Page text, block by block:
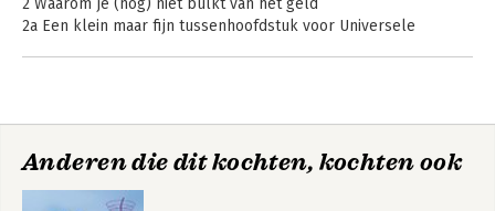
editie)
2 Waarom je (nog) niet bulkt van het geld
2a Een klein maar fijn tussenhoofdstuk voor Universele
7 Geloof en dankbaarheid
Anderen die dit kochten, kochten ook